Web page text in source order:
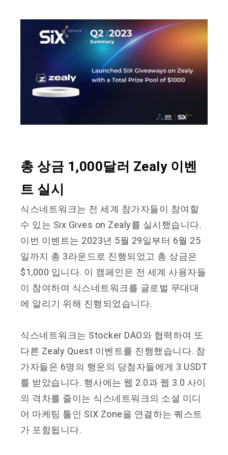
총 상금 1,000달러 Zealy 이벤
트 실시
식스네트워크는 전 세계 참가자들이 참여할
수 있는 Six Gives on Zealy를 실시했습니다.
이번 이벤트는 2023년 5월 29일부터 6월 25
일까지 총 3라운드로 진행되었고 총 상금은
$1,000 입니다. 이 캠페인은 전 세계 사용자들
이 참여하여 식스네트워크를 글로벌 무대대
에 알리기 위해 진행되었습니다.
식스네트워크는 Stocker DAO와 협력하여 또
다른 Zealy Quest 이벤트를 진행했습니다. 참
가자들은 6명의 행운의 당첨자들에게 3 USDT
를 받았습니다. 행사에는 웹 2.0과 웹 3.0 사이
의 격차를 줄이는 식스네트워크의 소셜 미디
어 마케팅 툴인 SIX Zone을 연결하는 퀘스트
가 포함됩니다.